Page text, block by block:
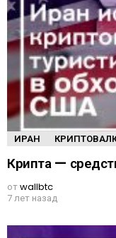
ИРАН
Крипта —
отwallbtc
7 лет назад